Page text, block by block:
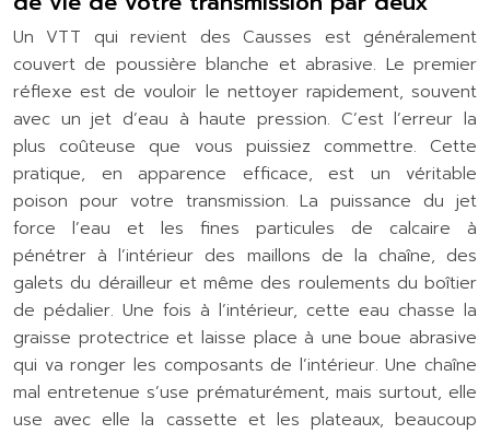
Un VTT qui revient des Causses est généralement
couvert de poussière blanche et abrasive. Le premier
réflexe est de vouloir le nettoyer rapidement, souvent
avec un jet d’eau à haute pression. C’est l’erreur la
plus coûteuse que vous puissiez commettre. Cette
pratique, en apparence efficace, est un véritable
poison pour votre transmission. La puissance du jet
force l’eau et les fines particules de calcaire à
pénétrer à l’intérieur des maillons de la chaîne, des
galets du dérailleur et même des roulements du boîtier
de pédalier. Une fois à l’intérieur, cette eau chasse la
graisse protectrice et laisse place à une boue abrasive
qui va ronger les composants de l’intérieur. Une chaîne
mal entretenue s’use prématurément, mais surtout, elle
use avec elle la cassette et les plateaux, beaucoup